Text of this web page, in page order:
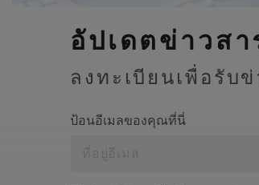
อัปเดตข่าวสา
ลงทะเบียนเพื่อรับ
ป้อนอีเมลของคุณที่นี่